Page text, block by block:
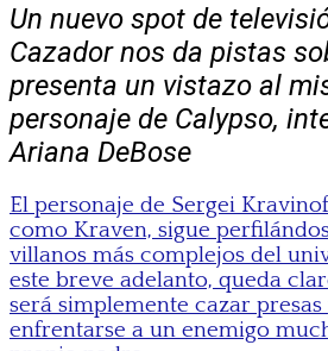
Un nuevo spot de
Cazadornos da pistas
presenta un vistazo al
personaje de Calypso,
Ariana DeBose
El personaje de Sergei
como Kraven, sigue
villanos más complejos del
este breve adelanto, queda
será simplemente cazar
enfrentarse a un enemigo